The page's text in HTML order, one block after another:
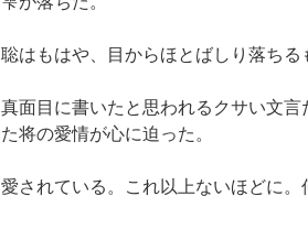
聡はもはや、目からほとばしり落ちる
真面目に書いたと思われるクサい文
た将の愛情が心に迫った。
愛されている。これ以上ないほどに。